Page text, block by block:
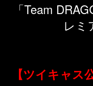
「Team
レミ
【ツイキャス